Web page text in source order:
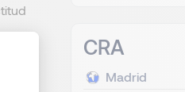
CRA
Madrid